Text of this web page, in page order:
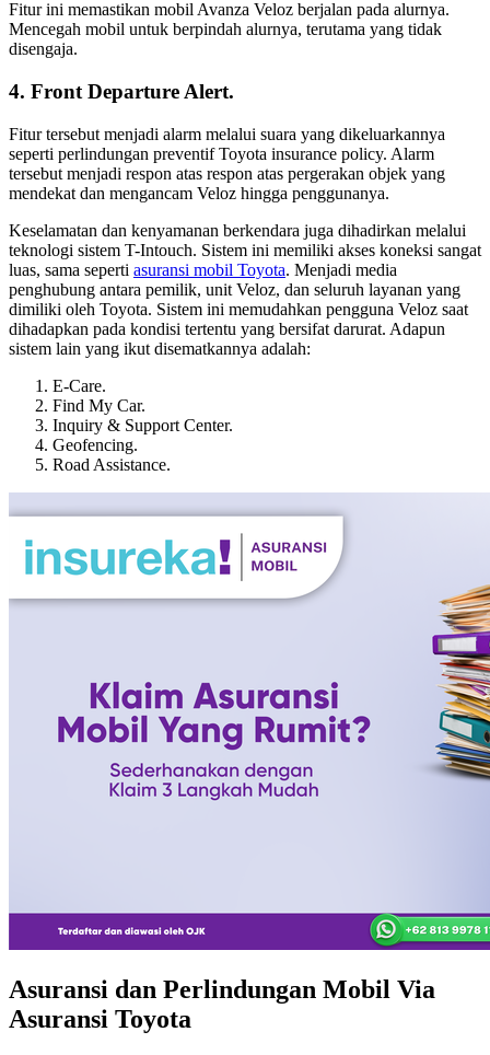
Fitur ini memastikan mobil Avanza Veloz berjalan pada alurnya.
Mencegah mobil untuk berpindah alurnya, terutama yang tidak
disengaja.
4. Front Departure Alert.
Fitur tersebut menjadi alarm melalui suara yang dikeluarkannya
seperti perlindungan preventif Toyota insurance policy. Alarm
tersebut menjadi respon atas respon atas pergerakan objek yang
mendekat dan mengancam Veloz hingga penggunanya.
Keselamatan dan kenyamanan berkendara juga dihadirkan melalui
teknologi sistem T-Intouch. Sistem ini memiliki akses koneksi sangat
luas, sama seperti asuransi mobil Toyota. Menjadi media
penghubung antara pemilik, unit Veloz, dan seluruh layanan yang
dimiliki oleh Toyota. Sistem ini memudahkan pengguna Veloz saat
dihadapkan pada kondisi tertentu yang bersifat darurat. Adapun
sistem lain yang ikut disematkannya adalah:
E-Care.
Find My Car.
Inquiry & Support Center.
Geofencing.
Road Assistance.
Asuransi dan Perlindungan Mobil Via
Asuransi Toyota